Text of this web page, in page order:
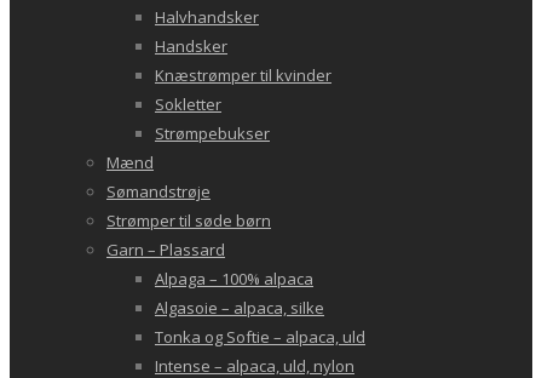
Halvhandsker
Handsker
Knæstrømper til kvinder
Sokletter
Strømpebukser
Mænd
Sømandstrøje
Strømper til søde børn
Garn – Plassard
Alpaga – 100% alpaca
Algasoie – alpaca, silke
Tonka og Softie – alpaca, uld
Intense – alpaca, uld, nylon